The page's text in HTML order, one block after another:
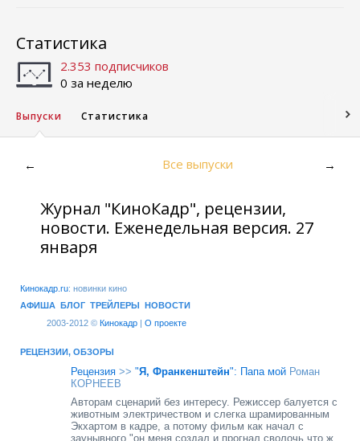
Статистика
2.353 подписчиков
0 за неделю
Выпуски Статистика
← Все выпуски →
Журнал "КиноКадр", рецензии,
новости. Еженедельная версия. 27
января
Кинокадр.ru: новинки кино
АФИША БЛОГ ТРЕЙЛЕРЫ НОВОСТИ
2003-2012 © Кинокадр| О проекте
РЕЦЕНЗИИ, ОБЗОРЫ
Рецензия >> "Я, Франкенштейн": Папа мой Роман
КОРНЕЕВ
Авторам сценарий без интересу. Режиссер балуется с
животным электричеством и слегка шрамированным
Экхартом в кадре, а потому фильм как начал с
заунывного "он меня создал и прогнал сволочь что ж